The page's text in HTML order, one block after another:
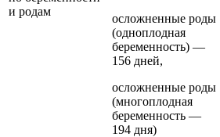
и родам
осложненные роды
(одноплодная
беременность) —
156 дней,
осложненные роды
(многоплодная
беременность —
194 дня)